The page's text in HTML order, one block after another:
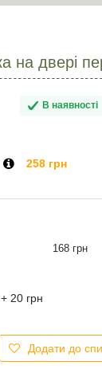
на двері
В наявності
258 грн
168 грн
20 грн
Додати до